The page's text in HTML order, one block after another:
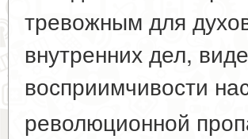
тревожным для
внутренних дел,
восприимчивости
революционной